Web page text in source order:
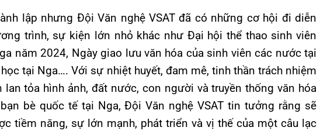
lập nhưng Đội Văn nghệ VSAT đã có những cơ hội đi diễn
trình, sự kiện lớn nhỏ khác như Đại hội thể thao sinh viên
năm 2024, Ngày giao lưu văn hóa của sinh viên các nước tại
tại Nga…. Với sự nhiệt huyết, đam mê, tinh thần trách nhiệm
lan tỏa hình ảnh, đất nước, con người và truyền thống văn hóa
bè quốc tế tại Nga, Đội Văn nghệ VSAT tin tưởng rằng sẽ
tiềm năng, sự lớn mạnh, phát triển và vị thế của một câu lạc